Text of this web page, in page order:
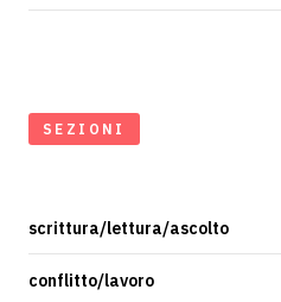
SEZIONI
scrittura/lettura/ascolto
conflitto/lavoro